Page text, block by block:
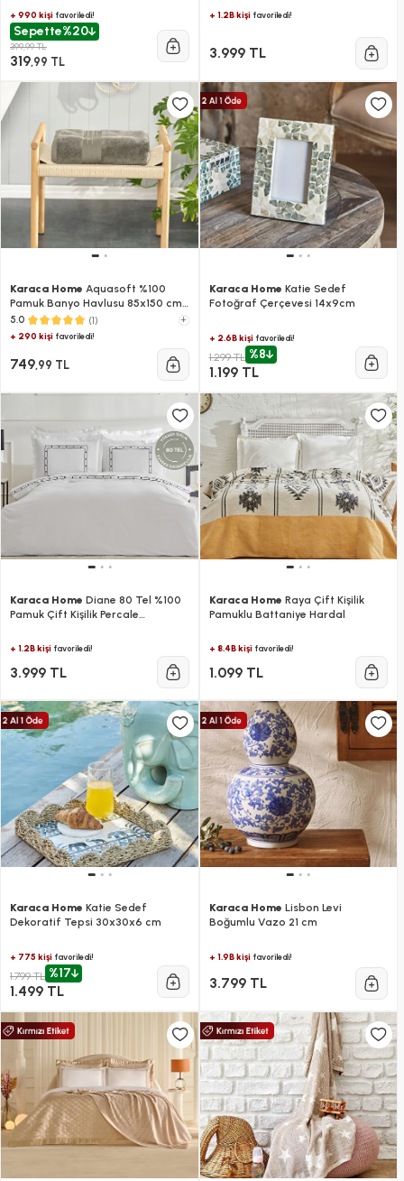
+ 990 kişi favoriledi!
Sepette%20
399,99 TL
319,99 TL
+ 1.2B kişifavoriledi!
3.999 TL
Karaca Home Aquasoft %100
Pamuk Banyo Havlusu 85x150 cm
Petrol
5.0 (1)
+
+ 290 kişi favoriledi!
749,99 TL
Karaca Home Katie Sedef
Fotoğraf Çerçevesi 14x9cm
+ 2.6B kişifavoriledi!
1.299 TL %8
1.199 TL
Karaca Home Diane 80 Tel %100
Pamuk Çift Kişilik Percale
+ 1.2B kişi favoriledi!
3.999 TL
Karaca Home Raya Çift Kişilik
Pamuklu Battaniye Hardal
+ 8.4B kişifavoriledi!
1.099 TL
Karaca Home Katie Sedef
Dekoratif Tepsi 30x30x6 cm
+ 775 kişi favoriledi!
1.799 TL %17
1.499 TL
Karaca Home Lisbon Levi
Boğumlu Vazo 21 cm
+ 1.9B kişifavoriledi!
3.799 TL